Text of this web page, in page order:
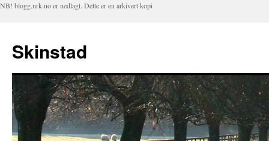
NB! blogg.nrk.no er nedlagt. Dette er en arkivert kopi
Skinstad